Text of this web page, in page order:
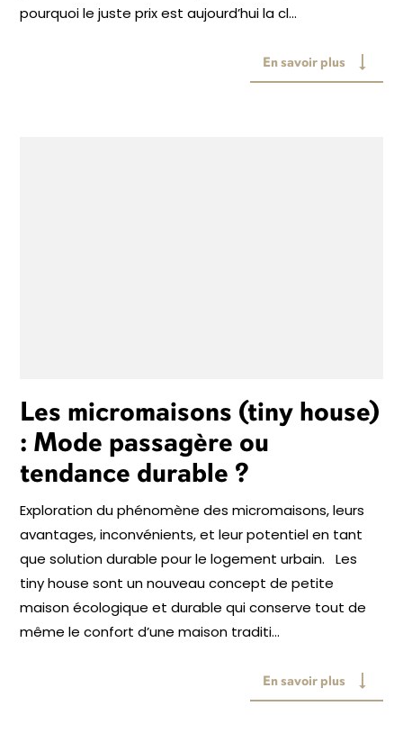
pourquoi le juste prix est aujourd’hui la cl...
En savoir plus
Les micromaisons (tiny house)
: Mode passagère ou
tendance durable ?
Exploration du phénomène des micromaisons, leurs
avantages, inconvénients, et leur potentiel en tant
que solution durable pour le logement urbain. Les
tiny house sont un nouveau concept de petite
maison écologique et durable qui conserve tout de
même le confort d’une maison traditi...
En savoir plus